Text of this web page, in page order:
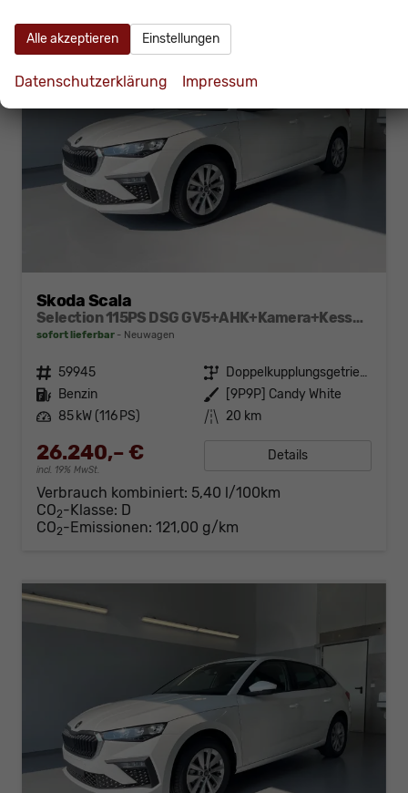
Skoda Scala
Selection 115PS DSG GV5+AHK+Kamera+Kessy+PDC+Sitzheiz+Alu16+Climatronic
sofort lieferbar Neuwagen
Fahrzeugnr. 59945 Getriebe
Doppelkupplungsgetriebe (DSG)
Kraftstoff Benzin Außenfarbe
[9P9P] Candy White
Leistung 85 kW (116 PS) Kilometerstand 20 km
26.240,– €
incl. 19% MwSt.
Details
Verbrauch kombiniert: 5,40 l/100km
CO2-Klasse: D
CO2-Emissionen: 121,00 g/km
Alle akzeptieren Einstellungen
Datenschutzerklärung Impressum